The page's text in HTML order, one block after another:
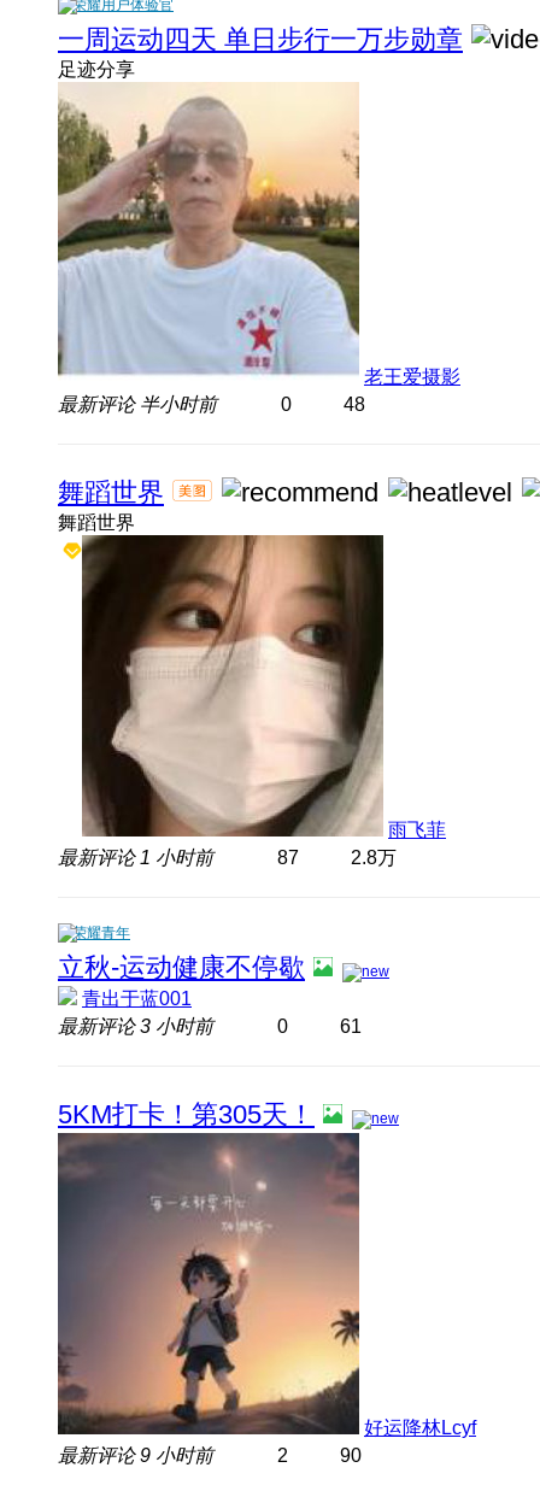
荣耀用户体验官
一周运动四天 单日步行一万步勋章
足迹分享
老王爱摄影
最新评论 半小时前 0 48
舞蹈世界
舞蹈世界
雨飞菲
最新评论 1 小时前 87 2.8万
荣耀青年
立秋-运动健康不停歇
青出于蓝001
最新评论3 小时前 0 61
5KM打卡！第305天！
好运降林Lcyf
最新评论9 小时前 2 90